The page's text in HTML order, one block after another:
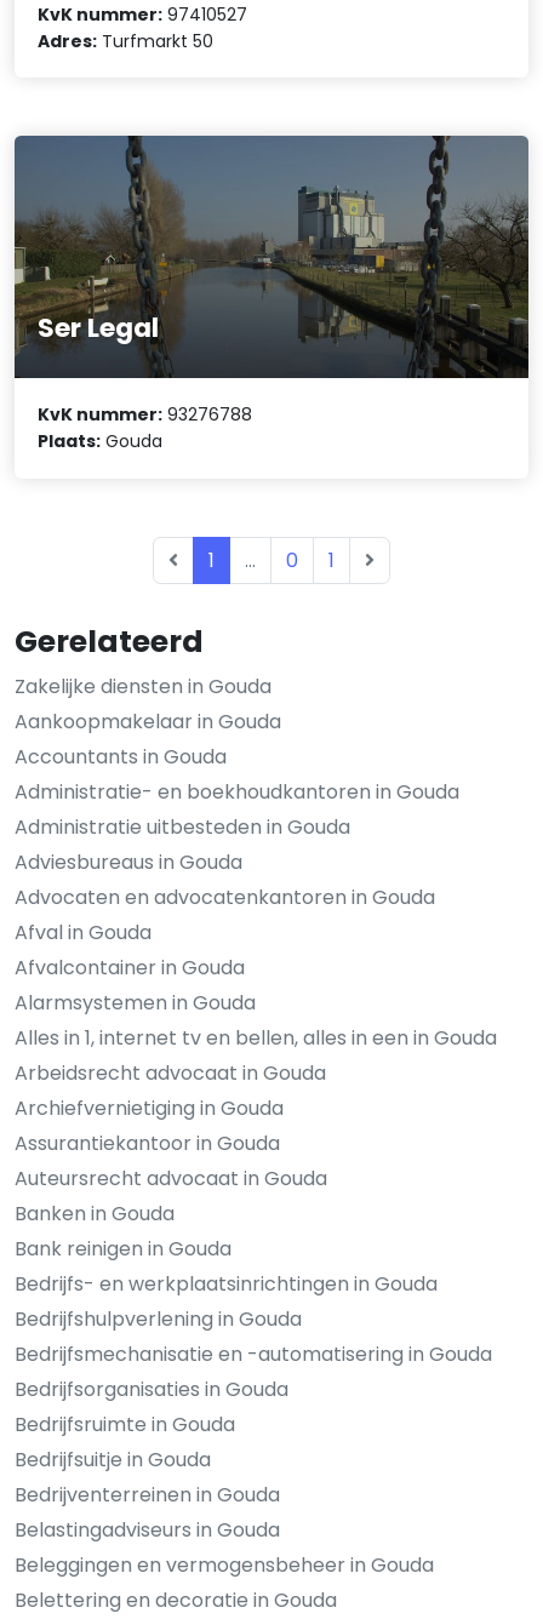
Gerelateerd
Zakelijke diensten in Gouda
Aankoopmakelaar in Gouda
Accountants in Gouda
Administratie- en boekhoudkantoren in Gouda
Administratie uitbesteden in Gouda
Adviesbureaus in Gouda
Advocaten en advocatenkantoren in Gouda
Afval in Gouda
Afvalcontainer in Gouda
Alarmsystemen in Gouda
Alles in 1, internet tv en bellen, alles in een in Gouda
Arbeidsrecht advocaat in Gouda
Archiefvernietiging in Gouda
Assurantiekantoor in Gouda
Auteursrecht advocaat in Gouda
Banken in Gouda
Bank reinigen in Gouda
Bedrijfs- en werkplaatsinrichtingen in Gouda
Bedrijfshulpverlening in Gouda
Bedrijfsmechanisatie en -automatisering in Gouda
Bedrijfsorganisaties in Gouda
Bedrijfsruimte in Gouda
Bedrijfsuitje in Gouda
Bedrijventerreinen in Gouda
Belastingadviseurs in Gouda
Beleggingen en vermogensbeheer in Gouda
Belettering en decoratie in Gouda
KvK nummer: 97410527
Adres: Turfmarkt 50
Ser Legal
KvK nummer: 93276788
Plaats: Gouda
1 ... 0 1